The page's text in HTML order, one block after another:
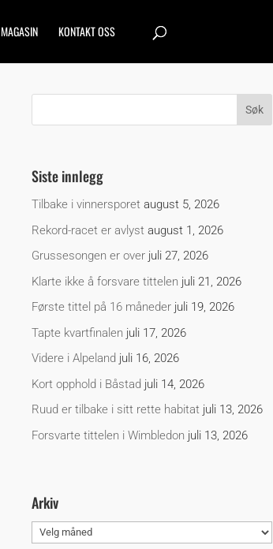
MAGASIN KONTAKT OSS
Siste innlegg
Tilbake i vinnersporet august 5, 2026
Rekord-racet er avlyst august 1, 2026
Grussesongen er over juli 27, 2026
Klarte ikke å forsvare tittelen juli 21, 2026
Første tittel på 16 måneder juli 19, 2026
Tapte kvartfinalen juli 17, 2026
Videre i Alpeland juli 16, 2026
Kort opphold i Båstad juli 14, 2026
Ruud er tilbake i sitt rette habitat juli 13, 2026
Forsvarte tittelen i Wimbledon juli 13, 2026
Arkiv
Arkiv